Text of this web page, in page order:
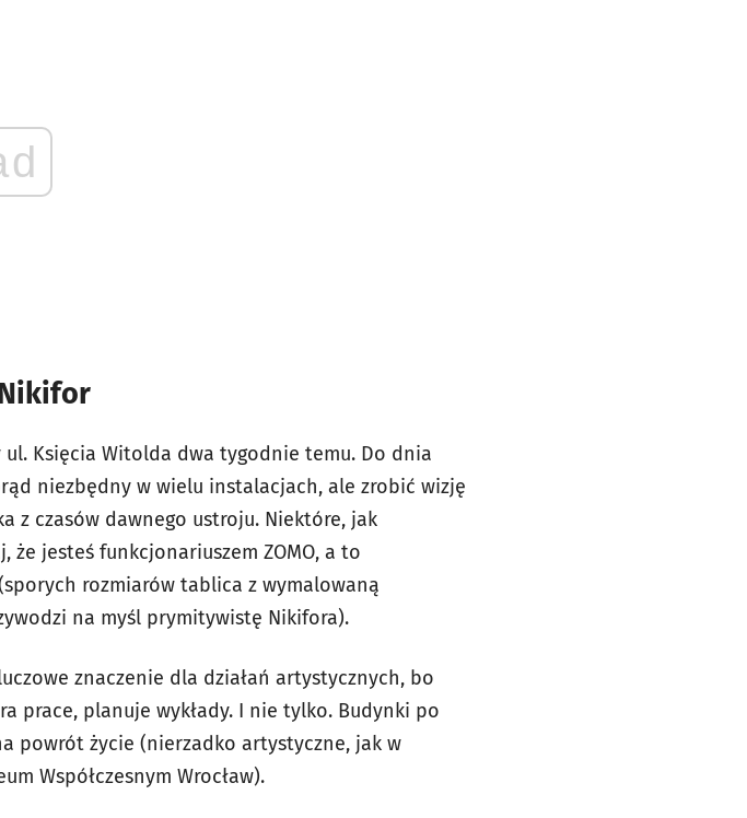
Księcia Witolda dwa tygodnie temu. Do dnia
niezbędny w wielu instalacjach, ale zrobić wizję
z czasów dawnego ustroju. Niektóre, jak
że jesteś funkcjonariuszem ZOMO, a to
rozmiarów tablica z wymalowaną
na myśl prymitywistę Nikifora).
znaczenie dla działań artystycznych, bo
prace, planuje wykłady. I nie tylko. Budynki po
powrót życie (nierzadko artystyczne, jak w
Współczesnym Wrocław).